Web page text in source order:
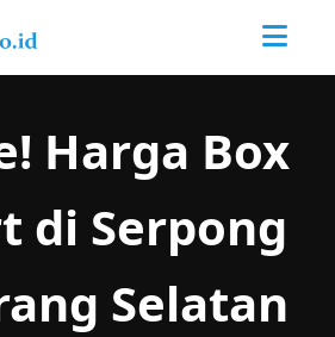
Harga Box
di Serpong
Selatan